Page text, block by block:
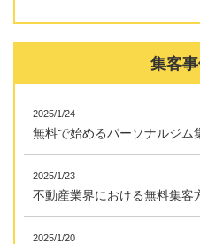
集客
2025/1/24
無料で始めるパーソナルジム
2025/1/23
不動産業界における無料集客
2025/1/20